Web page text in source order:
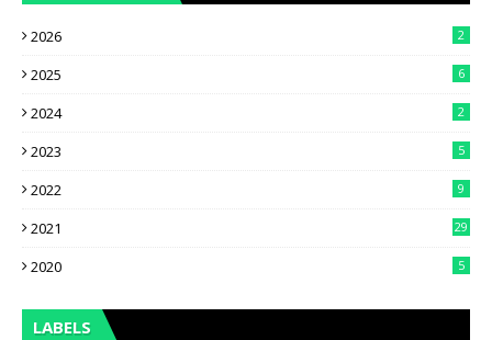
2026 2
2025 6
2024 2
2023 5
2022 9
2021 29
2020 5
LABELS